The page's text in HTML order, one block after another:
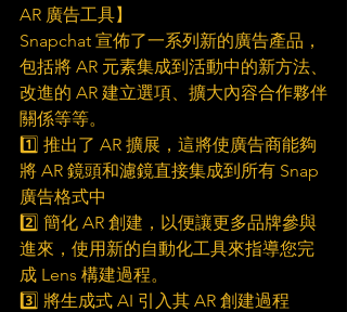
AR 廣告工具】
Snapchat 宣佈了一系列新的廣告產品，
包括將 AR 元素集成到活動中的新方法、
改進的 AR 建立選項、擴大內容合作夥伴
關係等等。
1️⃣ 推出了 AR 擴展，這將使廣告商能夠
將 AR 鏡頭和濾鏡直接集成到所有 Snap
廣告格式中
2️⃣ 簡化 AR 創建，以便讓更多品牌參與
進來，使用新的自動化工具來指導您完
成 Lens 構建過程。
3️⃣ 將生成式 AI 引入其 AR 創建過程